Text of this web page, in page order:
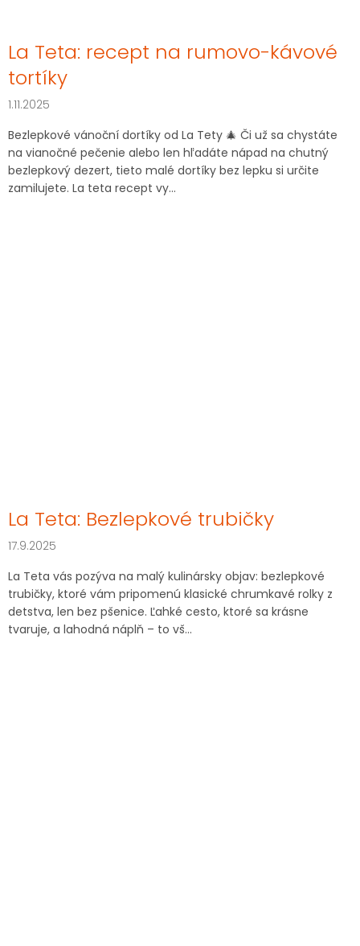
La Teta: recept na rumovo-kávové
tortíky
1.11.2025
Bezlepkové vánoční dortíky od La Tety 🎄 Či už sa chystáte
na vianočné pečenie alebo len hľadáte nápad na chutný
bezlepkový dezert, tieto malé dortíky bez lepku si určite
zamilujete. La teta recept vy...
La Teta: Bezlepkové trubičky
17.9.2025
La Teta vás pozýva na malý kulinársky objav: bezlepkové
trubičky, ktoré vám pripomenú klasické chrumkavé rolky z
detstva, len bez pšenice. Ľahké cesto, ktoré sa krásne
tvaruje, a lahodná náplň – to vš...